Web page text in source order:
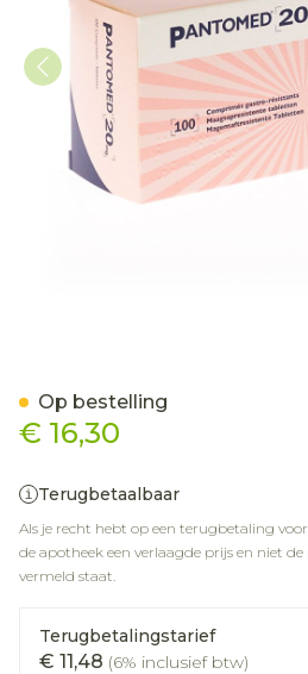
€ 16,30
Terugbetaalbaar
Als je recht hebt op een terugbetaling
de apotheek een verlaagde prijs en niet
vermeld staat.
Terugbetalingstarief
€ 11,48 (6% inclusief btw)
Op bestelling